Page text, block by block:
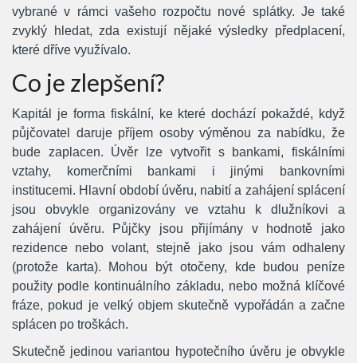
vybrané v rámci vašeho rozpočtu nové splátky. Je také
zvyklý hledat, zda existují nějaké výsledky předplacení,
které dříve využívalo.
Co je zlepšení?
Kapitál je forma fiskální, ke které dochází pokaždé, když
půjčovatel daruje příjem osoby výměnou za nabídku, že
bude zaplacen. Úvěr lze vytvořit s bankami, fiskálními
vztahy, komerčními bankami i jinými bankovními
institucemi. Hlavní období úvěru, nabití a zahájení splácení
jsou obvykle organizovány ve vztahu k dlužníkovi a
zahájení úvěru. Půjčky jsou přijímány v hodnotě jako
rezidence nebo volant, stejně jako jsou vám odhaleny
(protože karta). Mohou být otočeny, kde budou peníze
použity podle kontinuálního základu, nebo možná klíčové
fráze, pokud je velký objem skutečně vypořádán a začne
splácen po troškách.
Skutečně jedinou variantou hypotečního úvěru je obvykle